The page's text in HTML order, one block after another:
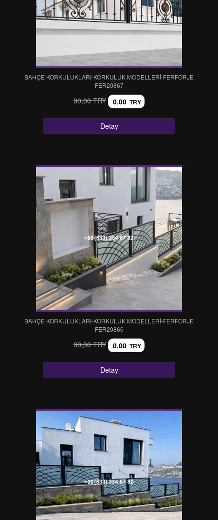
BAHÇE KORKULUKLARI-KORKULUK MODELLERİ-FERFORJE
FER20867
90,00 TRY 0,00 TRY
Detay
BAHÇE KORKULUKLARI-KORKULUK MODELLERİ-FERFORJE
FER20866
90,00 TRY 0,00 TRY
Detay